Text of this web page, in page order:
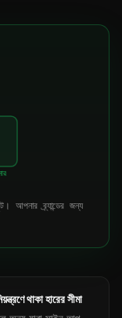
আপনার ব্র্যান্ডের জন্য
থাকা হারের সীমা